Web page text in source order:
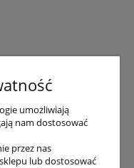
umożliwiają
nam dostosować
przez nas
lub dostosować